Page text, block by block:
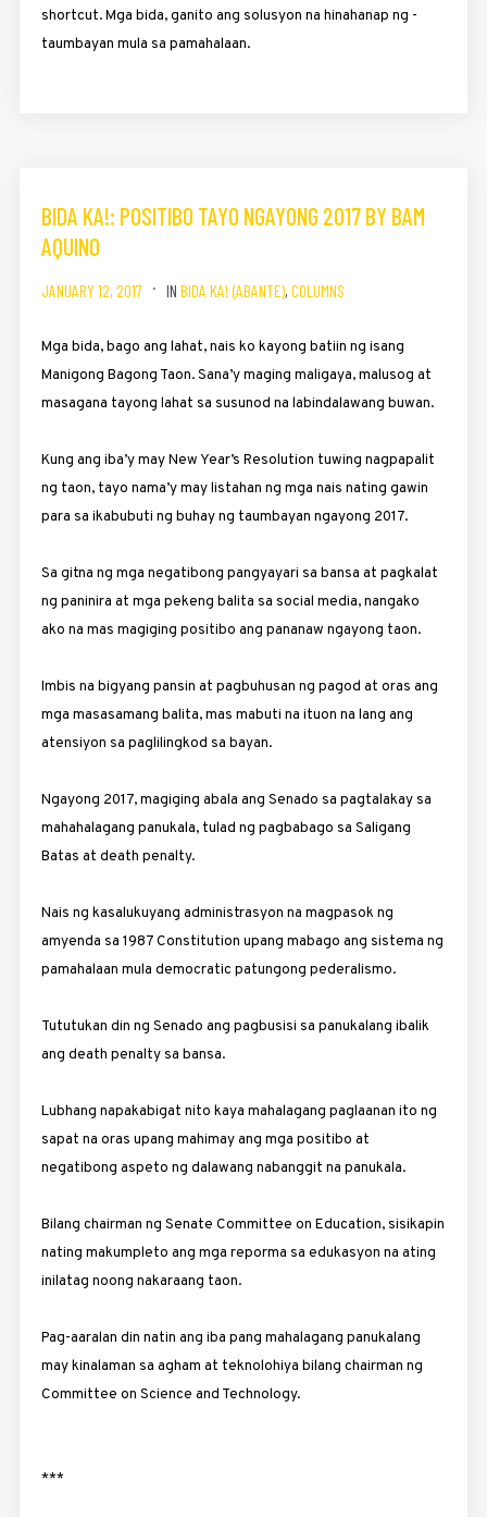
shortcut. Mga bida, ganito ang solusyon na hinahanap ng ­
taumbayan mula sa pamahalaan.
BIDA KA!: POSITIBO TAYO NGAYONG 2017 BY BAM
AQUINO
JANUARY 12, 2017 IN BIDA KA! (ABANTE), COLUMNS
Mga bida, bago ang lahat, nais ko kayong batiin ng isang
Manigong Bagong Taon. Sana’y maging maligaya, malusog at
masagana tayong lahat sa susunod na labindalawang buwan.
Kung ang iba’y may New Year’s Resolution tuwing nagpapalit
ng taon, tayo nama’y may listahan ng mga nais nating gawin
para sa ikabubuti ng buhay ng taumbayan ngayong 2017.
Sa gitna ng mga negatibong pangyayari sa bansa at pagkalat
ng paninira at mga pekeng balita sa social media, nangako
ako na mas magiging positibo ang pananaw ngayong taon.
Imbis na bigyang pansin at pagbuhusan ng pagod at oras ang
mga masasamang balita, mas mabuti na ituon na lang ang
atensiyon sa paglilingkod sa bayan.
Ngayong 2017, magiging abala ang Senado sa pagtalakay sa
mahahalagang panukala, tulad ng pagbabago sa Saligang
Batas at death penalty.
Nais ng kasalukuyang administrasyon na magpasok ng
amyenda sa 1987 Constitution upang mabago ang sistema ng
pamahalaan mula democratic patungong pederalismo.
Tututukan din ng Senado ang pagbusisi sa panukalang ibalik
ang death penalty sa bansa.
Lubhang napakabigat nito kaya mahalagang paglaanan ito ng
sapat na oras upang mahimay ang mga positibo at
negatibong aspeto ng dalawang nabanggit na panukala.
Bilang chairman ng Senate Committee on Education, sisikapin
nating makumpleto ang mga reporma sa edukasyon na ating
inilatag noong nakaraang taon.
Pag-aaralan din natin ang iba pang mahalagang panukalang
may kinalaman sa agham at teknolohiya bilang chairman ng
Committee on Science and Technology.
***